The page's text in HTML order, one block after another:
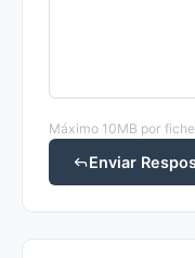
Máximo 10MB por
Enviar